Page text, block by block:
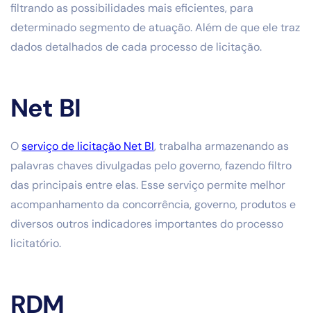
filtrando as possibilidades mais eficientes, para
determinado segmento de atuação. Além de que ele traz
dados detalhados de cada processo de licitação.
Net BI
Oserviço de licitação Net BI, trabalha armazenando as
palavras chaves divulgadas pelo governo, fazendo filtro
das principais entre elas. Esse serviço permite melhor
acompanhamento da concorrência, governo, produtos e
diversos outros indicadores importantes do processo
licitatório.
RDM